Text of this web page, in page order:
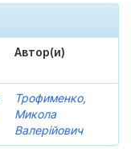
Автор(и)
Трофименко,
Микола
Валерійович